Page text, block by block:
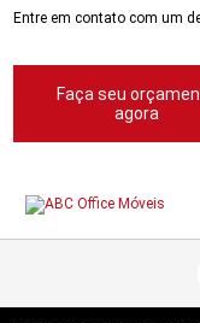
Entre em contato com um
Faça seu
agora